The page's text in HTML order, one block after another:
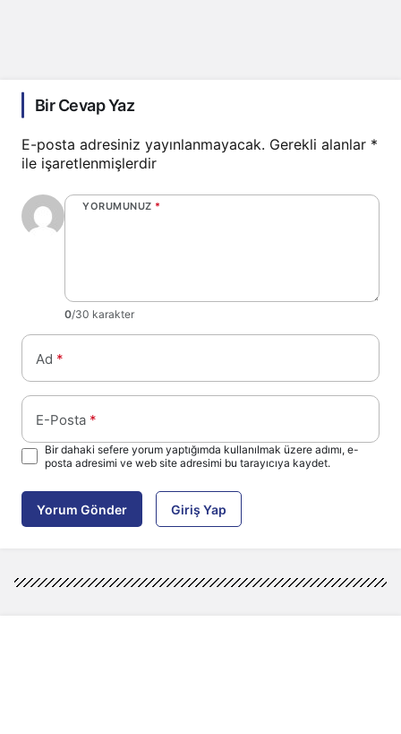
Bir Cevap Yaz
E-posta adresiniz yayınlanmayacak. Gerekli alanlar *
ile işaretlenmişlerdir
YORUMUNUZ *
0/30 karakter
Ad *
E-Posta *
Bir dahaki sefere yorum yaptığımda kullanılmak üzere adımı, e-
posta adresimi ve web site adresimi bu tarayıcıya kaydet.
Yorum Gönder Giriş Yap